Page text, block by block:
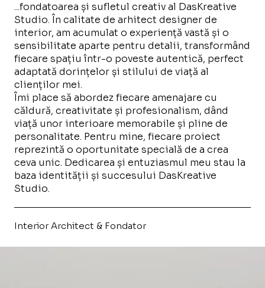
...fondatoarea și sufletul creativ al DasKreative
Studio. În calitate de arhitect designer de
interior, am acumulat o experiență vastă și o
sensibilitate aparte pentru detalii, transformând
fiecare spațiu într-o poveste autentică, perfect
adaptată dorințelor și stilului de viață al
clienților mei.
Îmi place să abordez fiecare amenajare cu
căldură, creativitate și profesionalism, dând
viață unor interioare memorabile și pline de
personalitate. Pentru mine, fiecare proiect
reprezintă o oportunitate specială de a crea
ceva unic. Dedicarea și entuziasmul meu stau la
baza identității și succesului DasKreative
Studio.
Interior Architect & Fondator